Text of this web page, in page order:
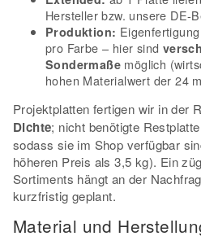
Hersteller bzw. unsere DE-
Produktion:
pro Farbe – hier sind
Sondermaße möglich
hohen Materialwert der 24
Projektplatten fertigen wir in der
Dichte; nicht benötigte
sodass sie im Shop verfügbar
höheren Preis als 3,5 kg). Ein
Sortiments hängt an der
kurzfristig geplant.
Material und